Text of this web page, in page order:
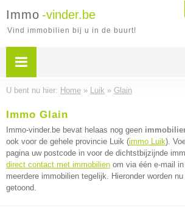
Immo -vinder.be
Vind immobilien bij u in de buurt!
U bent nu hier: Home » Luik » Glain
Immo Glain
Immo-vinder.be bevat helaas nog geen
ook voor de gehele provincie Luik (immo Luik).
pagina uw postcode in voor de dichtstbijzijnde
direct contact met immobilien om via één e-mail
meerdere immobilien tegelijk. Hieronder worden
getoond.